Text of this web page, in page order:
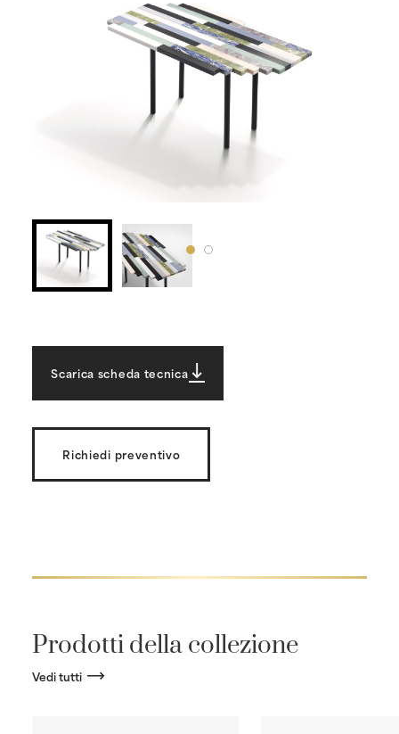
Scarica scheda tecnica
Richiedi preventivo
Prodotti della collezione
Vedi tutti